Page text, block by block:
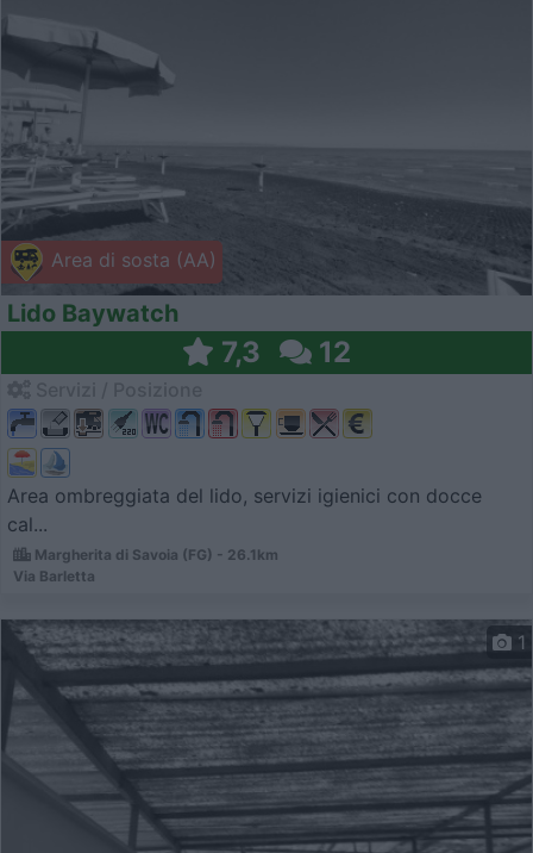
Area di sosta (AA)
Lido Baywatch
7,3 12
Area ombreggiata del lido, servizi igienici con docce
cal...
Margherita di Savoia (FG) - 26.1km
Via Barletta
1